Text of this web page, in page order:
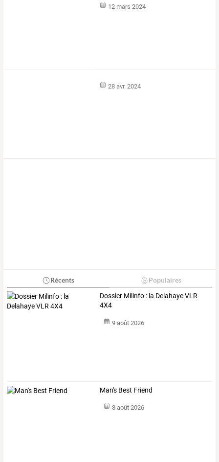
12 mars 2024
28 avr. 2024
Récents Populaires
Dossier Milinfo : la Delahaye VLR
4X4
9 août 2026
Man's Best Friend
8 août 2026